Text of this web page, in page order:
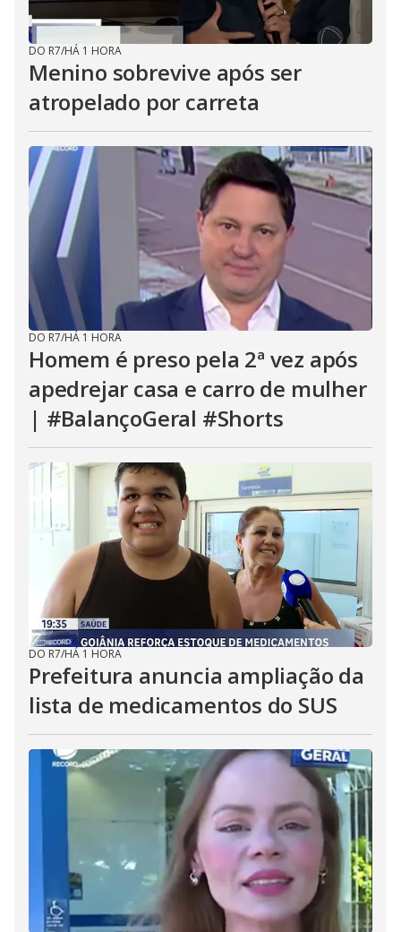
DO R7/HÁ 1 HORA
Menino sobrevive após ser
atropelado por carreta
DO R7/HÁ 1 HORA
Homem é preso pela 2ª vez após
apedrejar casa e carro de mulher
| #BalançoGeral #Shorts
DO R7/HÁ 1 HORA
Prefeitura anuncia ampliação da
lista de medicamentos do SUS